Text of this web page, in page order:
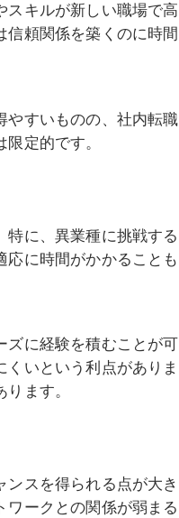
キルが新しい職場で高
信頼関係を築くのに時間
やすいものの、社内転職
定的です。
に、異業種に挑戦する
に時間がかかることも
ズに経験を積むことが可
いという利点がありま
ます。
スを得られる点が大き
ークとの関係が弱まる